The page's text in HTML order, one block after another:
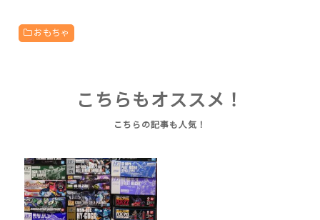
おもちゃ
こちらもオススメ！